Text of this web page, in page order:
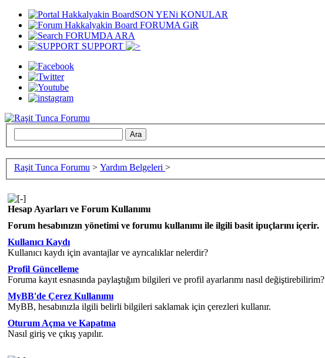
SON YENi KONULAR
FORUMA GiR
FORUMDA ARA
SUPPORT
Raşit Tunca Forumu > Yardım Belgeleri >
Hesap Ayarları ve Forum Kullanımı
Forum hesabınızın yönetimi ve forumu kullanımı ile ilgili basit ipuçlarını içerir.
Kullanıcı Kaydı
Kullanıcı kaydı için avantajlar ve ayrıcalıklar nelerdir?
Profil Güncelleme
Foruma kayıt esnasında paylaştığım bilgileri ve profil ayarlarımı nasıl değiştirebilirim?
MyBB'de Çerez Kullanımı
MyBB, hesabınızla ilgili belirli bilgileri saklamak için çerezleri kullanır.
Oturum Açma ve Kapatma
Nasıl giriş ve çıkış yapılır.